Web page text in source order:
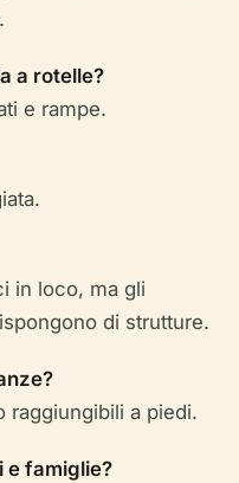
a rotelle?
e rampe.
in loco, ma gli
di strutture.
raggiungibili a piedi.
e famiglie?